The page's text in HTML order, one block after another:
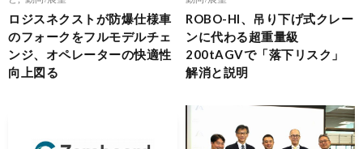
ロジスネクストが防爆仕様車
のフォークをフルモデルチェ
ンジ、オペレーターの快適性
向上図る
ROBO-HI、吊り下げ式クレー
ンに代わる超重量級
200tAGVで「落下リスク」
解消と説明